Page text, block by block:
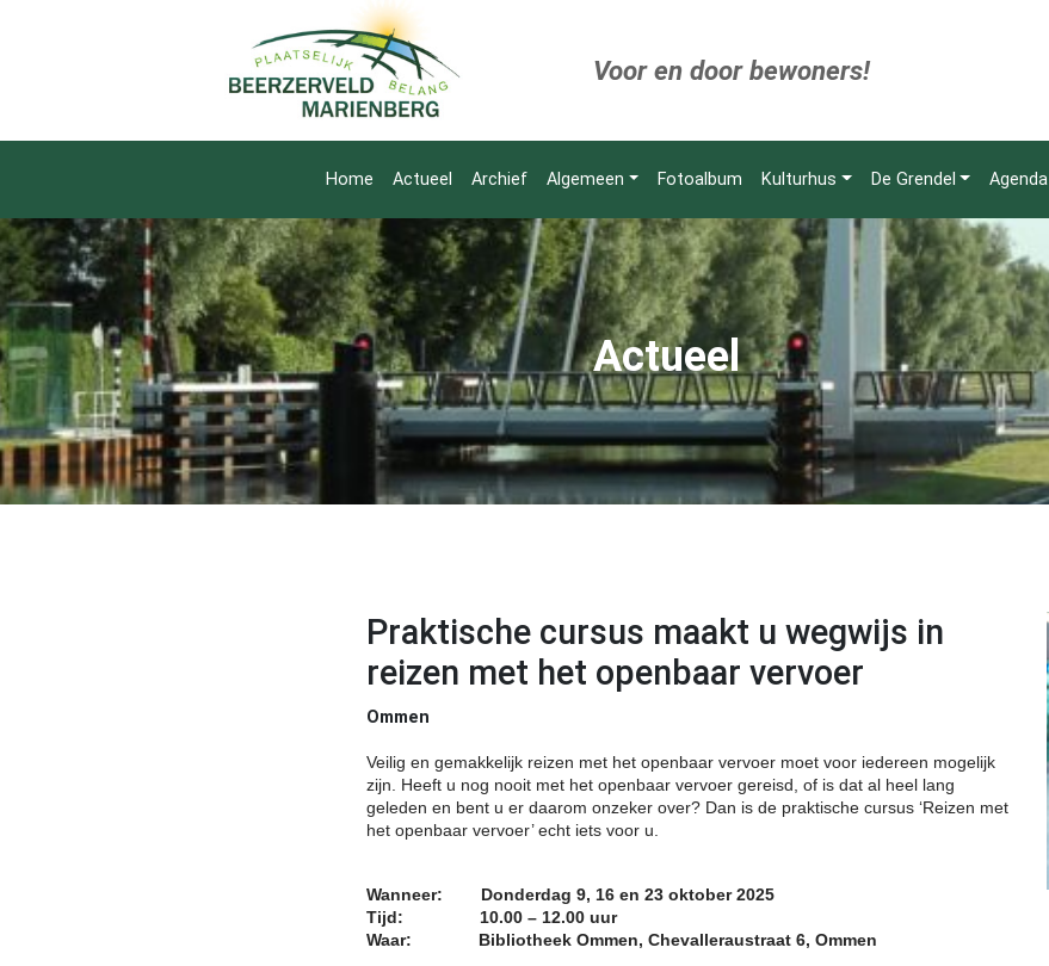
Voor en door bewoners!
Home Actueel Archief Algemeen Fotoalbum Kulturhus De Grendel Agenda
Actueel
Praktische cursus maakt u wegwijs in
reizen met het openbaar vervoer
Ommen
Veilig en gemakkelijk reizen met het openbaar vervoer moet voor iedereen mogelijk
zijn. Heeft u nog nooit met het openbaar vervoer gereisd, of is dat al heel lang
geleden en bent u er daarom onzeker over? Dan is de praktische cursus ‘Reizen met
het openbaar vervoer’ echt iets voor u.
Wanneer: Donderdag 9, 16 en 23 oktober 2025
Tijd: 10.00 – 12.00 uur
Waar: Bibliotheek Ommen, Chevalleraustraat 6, Ommen